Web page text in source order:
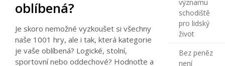
oblíbená?
Je skoro nemožné vyzkoušet si všechny
naše 1001 hry, ale i tak, která kategorie
je vaše oblíbená? Logické, stolní,
sportovní nebo oddechové? Hodnoťte a
významu
schodiště
pro lidský
život
Bez peněz
není